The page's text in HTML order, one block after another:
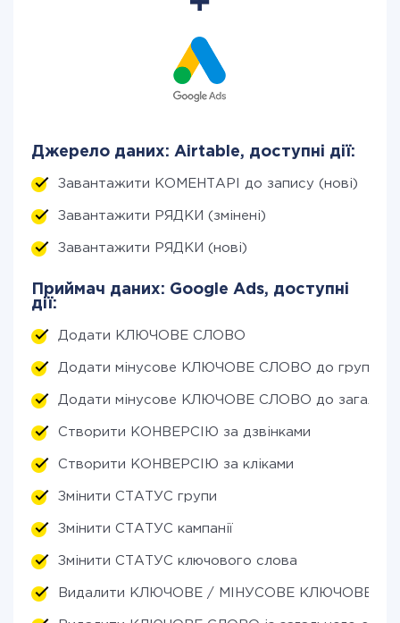
Джерело даних: Airtable, доступні дії:
Завантажити КОМЕНТАРІ до запису (нові)
Завантажити РЯДКИ (змінені)
Завантажити РЯДКИ (нові)
Приймач даних: Google Ads, доступні
дії:
Додати КЛЮЧОВЕ СЛОВО
Додати мінусове КЛЮЧОВЕ СЛОВО до групи
Додати мінусове КЛЮЧОВЕ СЛОВО до
Створити КОНВЕРСІЮ за дзвінками
Створити КОНВЕРСІЮ за кліками
Змінити СТАТУС групи
Змінити СТАТУС кампанії
Змінити СТАТУС ключового слова
Видалити КЛЮЧОВЕ / МІНУСОВЕ КЛЮЧОВЕ